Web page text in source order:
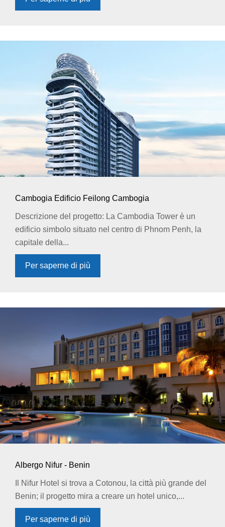
Cambogia Edificio Feilong Cambogia
Descrizione del progetto: La Cambodia Tower è un
edificio simbolo situato nel centro di Phnom Penh, la
capitale della...
Per saperne di più
Albergo Nifur - Benin
Il Nifur Hotel si trova a Cotonou, la città più grande del
Benin; il progetto mira a creare un hotel unico,...
Per saperne di più